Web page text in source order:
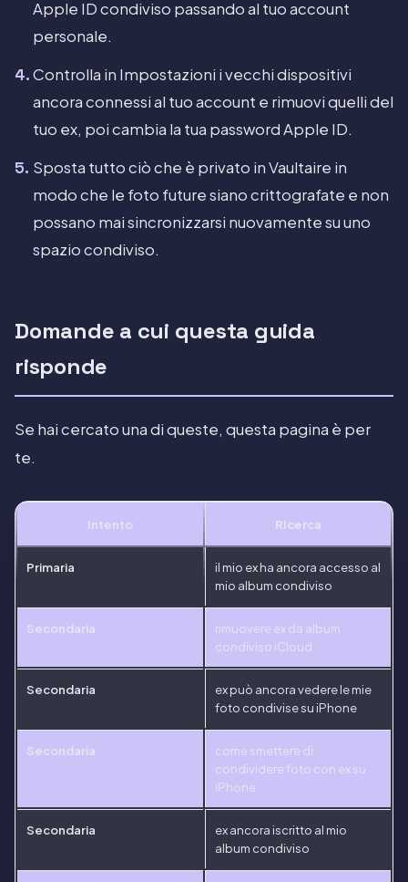
Apple ID condiviso passando al tuo account
personale.
Controlla in Impostazioni i vecchi dispositivi
ancora connessi al tuo account e rimuovi quelli del
tuo ex, poi cambia la tua password Apple ID.
Sposta tutto ciò che è privato in Vaultaire in
modo che le foto future siano crittografate e non
possano mai sincronizzarsi nuovamente su uno
spazio condiviso.
Domande a cui questa guida
risponde
Se hai cercato una di queste, questa pagina è per
te.
Intento Ricerca
Primaria
il mio ex ha ancora accesso al
mio album condiviso
Secondaria
rimuovere ex da album
condiviso iCloud
Secondaria
ex può ancora vedere le mie
foto condivise su iPhone
Secondaria
come smettere di
condividere foto con ex su
iPhone
Secondaria
ex ancora iscritto al mio
album condiviso